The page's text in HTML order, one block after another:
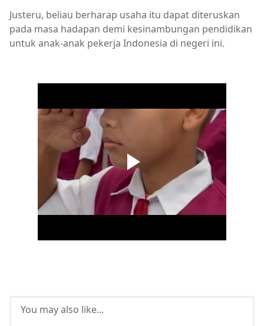
Justeru, beliau berharap usaha itu dapat diteruskan
pada masa hadapan demi kesinambungan pendidikan
untuk anak-anak pekerja Indonesia di negeri ini.
You may also like...